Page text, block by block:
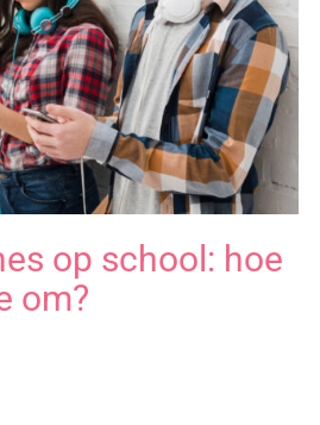
op school: hoe
om?